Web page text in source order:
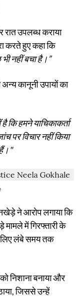
रात उपलब्ध कराया
करते हुए कहा कि
नहीं बचा है।”
कानूनी उपायों का
हमने याचिकाकर्ता
पर विचार नहीं किया
ने आरोप लगाया कि
में गिरफ्तारी के
लिए लंबे समय तक
निशाना बनाया और
जिससे उन्हें